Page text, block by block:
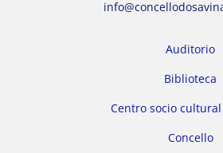
Auditorio
Biblioteca
Centro socio
Concello